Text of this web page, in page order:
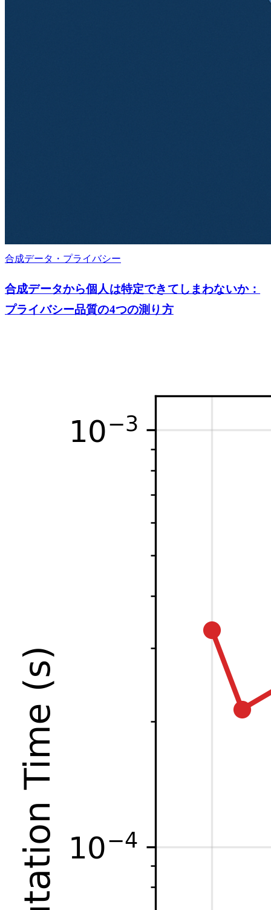
合成データ・プライバシー
合成データから個人は特定できてしまわないか：
プライバシー品質の4つの測り方